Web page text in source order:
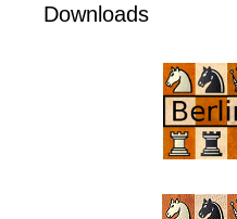
Downloads